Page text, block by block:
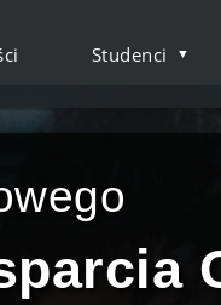
Studenci